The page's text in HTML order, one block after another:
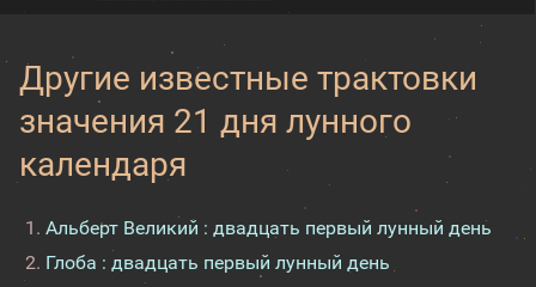
Другие известные трактовки
значения 21 дня лунного
календаря
Альберт Великий : двадцать первый лунный день
Глоба : двадцать первый лунный день